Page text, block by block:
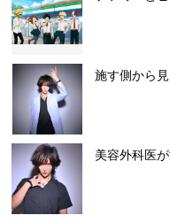
施す側から
美容外科医